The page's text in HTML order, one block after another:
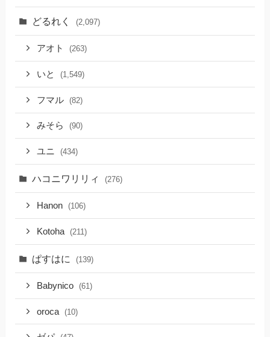
どるれく (2,097)
アオト (263)
いと (1,549)
フマル (82)
みそら (90)
ユニ (434)
ハコニワリリィ (276)
Hanon (106)
Kotoha (211)
ぱすはに (139)
Babynico (61)
oroca (10)